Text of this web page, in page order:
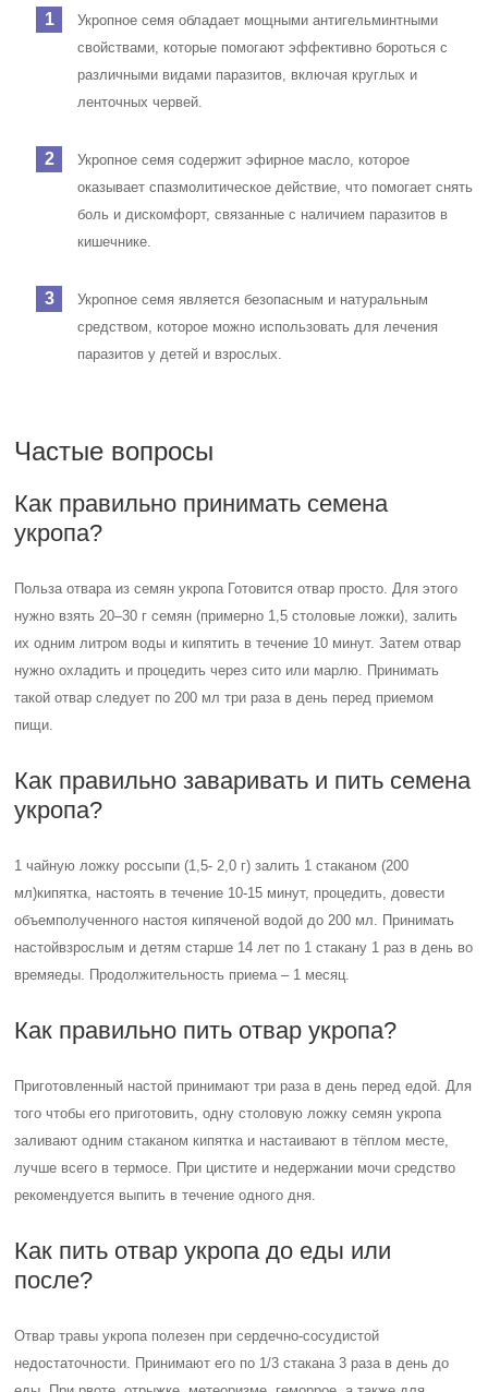
Укропное семя обладает мощными антигельминтными
свойствами, которые помогают эффективно бороться с
различными видами паразитов, включая круглых и
ленточных червей.
Укропное семя содержит эфирное масло, которое
оказывает спазмолитическое действие, что помогает снять
боль и дискомфорт, связанные с наличием паразитов в
кишечнике.
Укропное семя является безопасным и натуральным
средством, которое можно использовать для лечения
паразитов у детей и взрослых.
Частые вопросы
Как правильно принимать семена
укропа?
Польза отвара из семян укропа Готовится отвар просто. Для этого
нужно взять 20–30 г семян (примерно 1,5 столовые ложки), залить
их одним литром воды и кипятить в течение 10 минут. Затем отвар
нужно охладить и процедить через сито или марлю. Принимать
такой отвар следует по 200 мл три раза в день перед приемом
пищи.
Как правильно заваривать и пить семена
укропа?
1 чайную ложку россыпи (1,5- 2,0 г) залить 1 стаканом (200
мл)кипятка, настоять в течение 10-15 минут, процедить, довести
объемполученного настоя кипяченой водой до 200 мл. Принимать
настойвзрослым и детям старше 14 лет по 1 стакану 1 раз в день во
времяеды. Продолжительность приема – 1 месяц.
Как правильно пить отвар укропа?
Приготовленный настой принимают три раза в день перед едой. Для
того чтобы его приготовить, одну столовую ложку семян укропа
заливают одним стаканом кипятка и настаивают в тёплом месте,
лучше всего в термосе. При цистите и недержании мочи средство
рекомендуется выпить в течение одного дня.
Как пить отвар укропа до еды или
после?
Отвар травы укропа полезен при сердечно-сосудистой
недостаточности. Принимают его по 1/3 стакана 3 раза в день до